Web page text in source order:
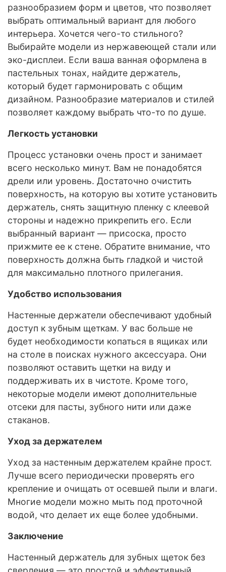
разнообразием форм и цветов, что позволяет
выбрать оптимальный вариант для любого
интерьера. Хочется чего-то стильного?
Выбирайте модели из нержавеющей стали или
эко-дисплеи. Если ваша ванная оформлена в
пастельных тонах, найдите держатель,
который будет гармонировать с общим
дизайном. Разнообразие материалов и стилей
позволяет каждому выбрать что-то по душе.
Легкость установки
Процесс установки очень прост и занимает
всего несколько минут. Вам не понадобятся
дрели или уровень. Достаточно очистить
поверхность, на которую вы хотите установить
держатель, снять защитную пленку с клеевой
стороны и надежно прикрепить его. Если
выбранный вариант — присоска, просто
прижмите ее к стене. Обратите внимание, что
поверхность должна быть гладкой и чистой
для максимально плотного прилегания.
Удобство использования
Настенные держатели обеспечивают удобный
доступ к зубным щеткам. У вас больше не
будет необходимости копаться в ящиках или
на столе в поисках нужного аксессуара. Они
позволяют оставить щетки на виду и
поддерживать их в чистоте. Кроме того,
некоторые модели имеют дополнительные
отсеки для пасты, зубного нити или даже
стаканов.
Уход за держателем
Уход за настенным держателем крайне прост.
Лучше всего периодически проверять его
крепление и очищать от осевшей пыли и влаги.
Многие модели можно мыть под проточной
водой, что делает их еще более удобными.
Заключение
Настенный держатель для зубных щеток без